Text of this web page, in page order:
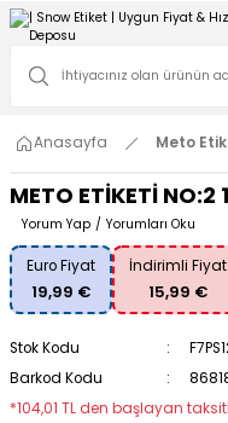
Anasayfa Meto
METO ETİKETİ
Yorum Yap / Yorumları Oku
Euro Fiyat
19,99 €
İndirimli Fiyat
15,99 €
Stok Kodu
Barkod Kodu
*104,01 TL den başlayan